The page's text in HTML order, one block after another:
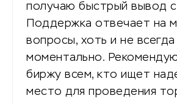
получаю быстрый вывод
Поддержка отвечает на
вопросы, хоть и не всегда
моментально.
биржу всем, кто ищет
место для проведения